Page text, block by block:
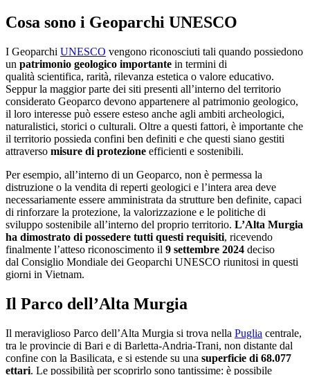
Cosa sono i Geoparchi UNESCO
I Geoparchi UNESCO vengono riconosciuti tali quando possiedono
un patrimonio geologico importante in termini di
qualità scientifica, rarità, rilevanza estetica o valore educativo.
Seppur la maggior parte dei siti presenti all’interno del territorio
considerato Geoparco devono appartenere al patrimonio geologico,
il loro interesse può essere esteso anche agli ambiti archeologici,
naturalistici, storici o culturali. Oltre a questi fattori, è importante che
il territorio possieda confini ben definiti e che questi siano gestiti
attraverso misure di protezione efficienti e sostenibili.
Per esempio, all’interno di un Geoparco, non è permessa la
distruzione o la vendita di reperti geologici e l’intera area deve
necessariamente essere amministrata da strutture ben definite, capaci
di rinforzare la protezione, la valorizzazione e le politiche di
sviluppo sostenibile all’interno del proprio territorio. L’Alta Murgia
ha dimostrato di possedere tutti questi requisiti, ricevendo
finalmente l’atteso riconoscimento il 9 settembre 2024 deciso
dal Consiglio Mondiale dei Geoparchi UNESCO riunitosi in questi
giorni in Vietnam.
Il Parco dell’Alta Murgia
Il meraviglioso Parco dell’Alta Murgia si trova nella Puglia centrale,
tra le provincie di Bari e di Barletta-Andria-Trani, non distante dal
confine con la Basilicata, e si estende su una superficie di 68.077
ettari. Le possibilità per scoprirlo sono tantissime: è possibile